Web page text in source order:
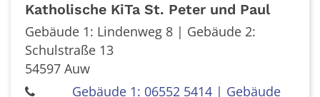
Katholische KiTa St. Peter und Paul
Gebäude 1: Lindenweg 8 | Gebäude 2:
Schulstraße 13
54597 Auw
Gebäude 1: 06552 5414 | Gebäude